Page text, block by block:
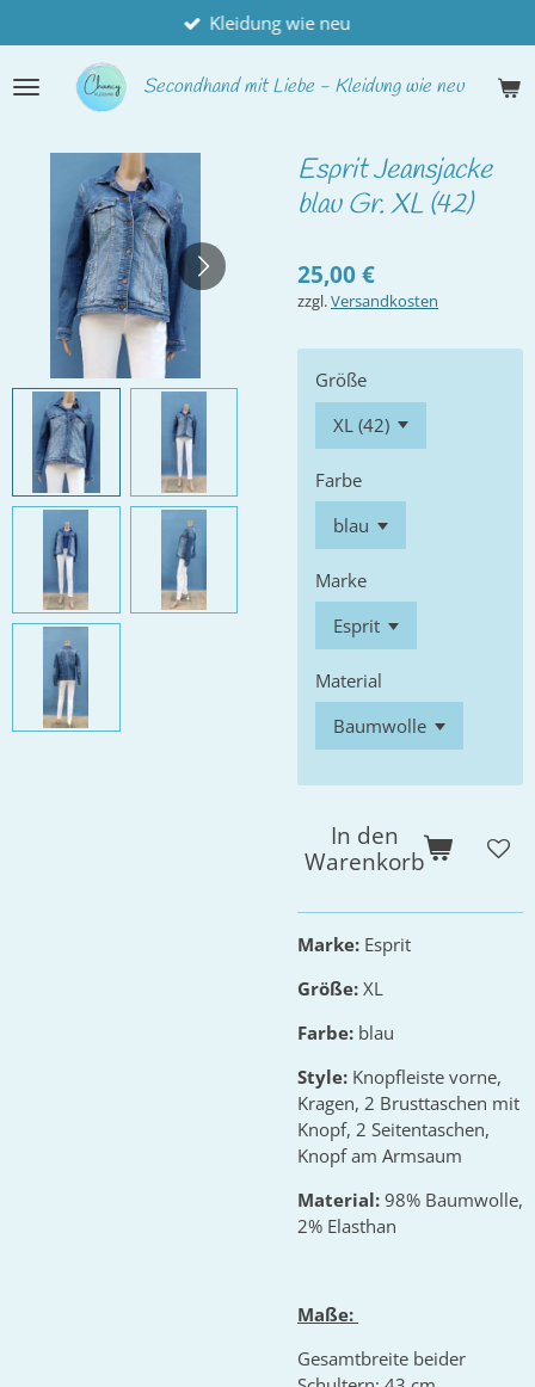
Hauptinhalt
springen
Secondhandmit Liebe - Kleidung wie neu
Kleidung wie neu
Esprit Jeansjacke
blau Gr. XL (42)
25,00 €
zzgl.Versandkosten
Größe
Farbe
Marke
Material
In den
Warenkorb
Marke: Esprit
Größe: XL
Farbe: blau
Style: Knopfleiste vorne,
Kragen, 2 Brusttaschen mit
Knopf, 2 Seitentaschen,
Knopf am Armsaum
Material: 98% Baumwolle,
2% Elasthan
Maße:
Gesamtbreite beider